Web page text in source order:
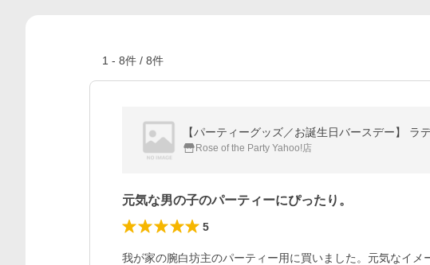
1 - 8件 / 8件
【パーティーグッズ／お誕生日バースデー】
Rose of the Party Yahoo!店
元気な男の子のパーティーにぴったり。
5
我が家の腕白坊主のパーティー用に買いました。元気なイメ